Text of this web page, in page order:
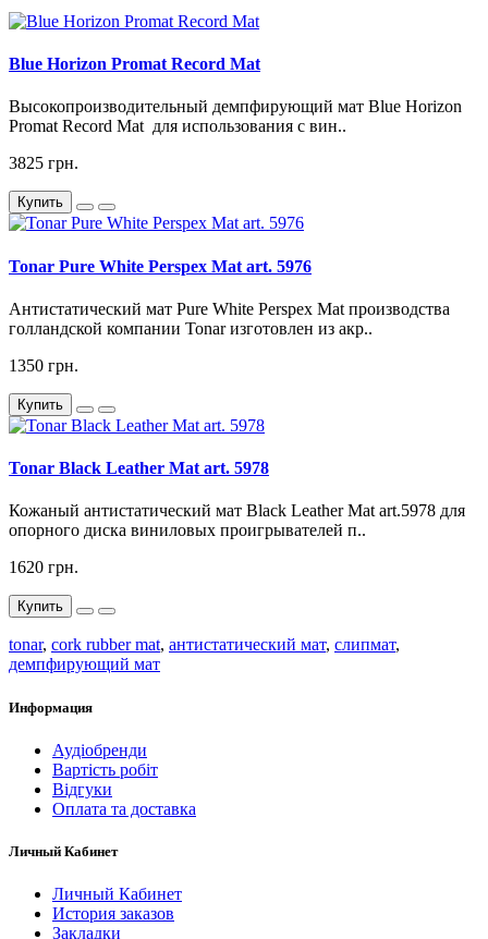
Blue Horizon Promat Record Mat
Высокопроизводительный демпфирующий мат Blue Horizon
Promat Record Mat для использования с вин..
3825 грн.
Купить
Tonar Pure White Perspex Mat art. 5976
Антистатический мат Pure White Perspex Mat производства
голландской компании Tonar изготовлен из акр..
1350 грн.
Купить
Tonar Black Leather Mat art. 5978
Кожаный антистатический мат Black Leather Mat art.5978 для
опорного диска виниловых проигрывателей п..
1620 грн.
Купить
tonar, cork rubber mat, антистатический мат, слипмат,
демпфирующий мат
Информация
Аудіобренди
Вартість робіт
Відгуки
Оплата та доставка
Личный Кабинет
Личный Кабинет
История заказов
Закладки